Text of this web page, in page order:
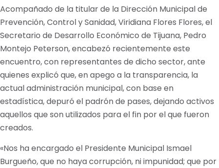
Acompañado de la titular de la Dirección Municipal de
Prevención, Control y Sanidad, Viridiana Flores Flores, el
Secretario de Desarrollo Económico de Tijuana, Pedro
Montejo Peterson, encabezó recientemente este
encuentro, con representantes de dicho sector, ante
quienes explicó que, en apego a la transparencia, la
actual administración municipal, con base en
estadística, depuró el padrón de pases, dejando activos
aquellos que son utilizados para el fin por el que fueron
creados.
«Nos ha encargado el Presidente Municipal Ismael
Burgueño, que no haya corrupción, ni impunidad; que por